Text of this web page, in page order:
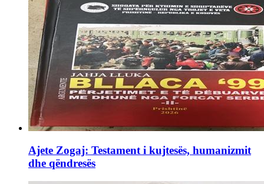
Ajete Zogaj: Testament i kujtesës, humanizmit
dhe qëndresës